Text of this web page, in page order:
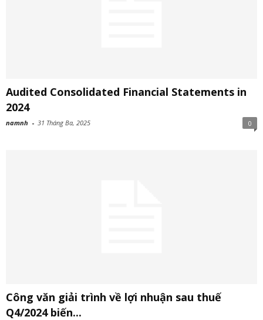
Audited Consolidated Financial Statements in
2024
namnh - 31 Tháng Ba, 2025 0
Công văn giải trình về lợi nhuận sau thuế
Q4/2024 biến...